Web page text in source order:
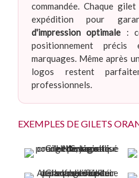
commandée. Chaque
expédition pour
d'impression optimale :
positionnement
marquages. Même après
logos restent
professionnels.
EXEMPLES DE GILETS